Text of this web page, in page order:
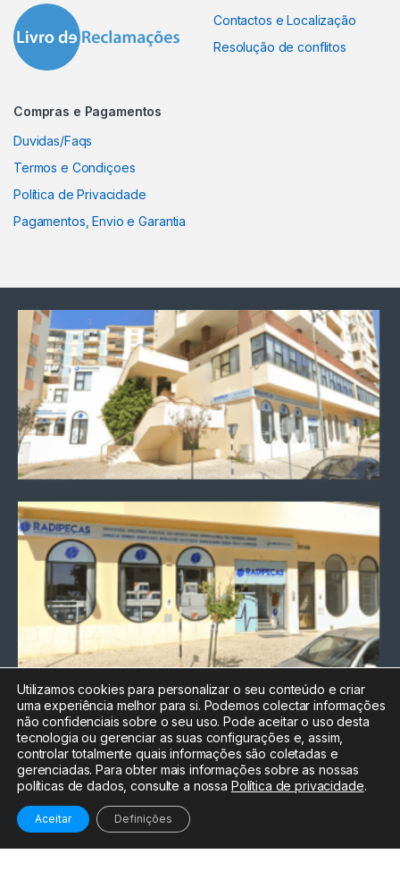
Contactos e Localização
Resolução de conflitos
Compras e Pagamentos
Duvidas/Faqs
Termos e Condiçoes
Política de Privacidade
Pagamentos, Envio e Garantia
Chamada para a rede fixa
nacional
Electrónica:212
588 047
Informática:212
588 044
Utilizamos cookies para personalizar o seu conteúdo e criar
uma experiência melhor para si. Podemos colectar informações
não confidenciais sobre o seu uso. Pode aceitar o uso desta
tecnologia ou gerenciar as suas configurações e, assim,
controlar totalmente quais informações são coletadas e
gerenciadas. Para obter mais informações sobre as nossas
políticas de dados, consulte a nossa Política de privacidade.
Aceitar Definições